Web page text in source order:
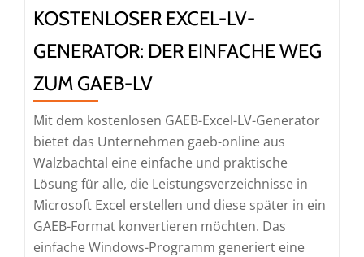
KOSTENLOSER EXCEL-LV-
GENERATOR: DER EINFACHE WEG
ZUM GAEB-LV
Mit dem kostenlosen GAEB-Excel-LV-Generator
bietet das Unternehmen gaeb-online aus
Walzbachtal eine einfache und praktische
Lösung für alle, die Leistungsverzeichnisse in
Microsoft Excel erstellen und diese später in ein
GAEB-Format konvertieren möchten. Das
einfache Windows-Programm generiert eine